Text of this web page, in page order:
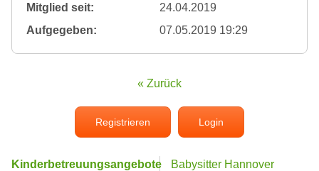
Mitglied seit:
24.04.2019
Aufgegeben:
07.05.2019 19:29
« Zurück
Registrieren Login
Kinderbetreuungsangebote
Babysitter Hannover